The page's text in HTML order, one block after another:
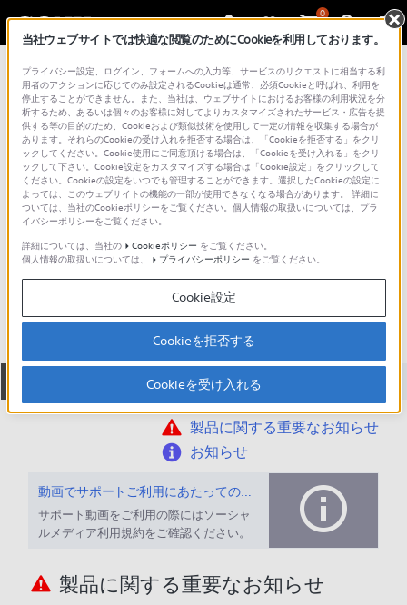
0
総合サポート・お問い合わせ ハンドヘルドカムコーダー
PXW-FS5
ダウンロード 取扱説明書
製品に関する重要なお知らせ
お知らせ
動画でサポートご利用にあたってのお願い
サポート動画をご利用の際にはソーシャ
ルメディア利用規約をご確認ください。
製品に関する重要なお知らせ
当社ウェブサイトでは快適な閲覧のためにCookieを利用しております。
プライバシー設定、ログイン、フォームへの入力等、サービスのリクエストに相当する利
用者のアクションに応じてのみ設定されるCookieは通常、必須Cookieと呼ばれ、利用を
停止することができません。また、当社は、ウェブサイトにおけるお客様の利用状況を分
析するため、あるいは個々のお客様に対してよりカスタマイズされたサービス・広告を提
供する等の目的のため、Cookieおよび類似技術を使用して一定の情報を収集する場合が
あります。それらのCookieの受け入れを拒否する場合は、「Cookieを拒否する」をクリ
ックしてください。Cookie使用にご同意頂ける場合は、「Cookieを受け入れる」をクリ
ックして下さい。Cookie設定をカスタマイズする場合は「Cookie設定」をクリックして
ください。Cookieの設定をいつでも管理することができます。選択したCookieの設定に
よっては、このウェブサイトの機能の一部が使用できなくなる場合があります。 詳細に
ついては、当社のCookieポリシーをご覧ください。個人情報の取扱いについては、プラ
イバシーポリシーをご覧ください。
詳細については、当社の
Cookieポリシー をご覧ください。
個人情報の取扱いについては、
プライバシーポリシー をご覧ください。
Cookie設定
Cookieを拒否する
Cookieを受け入れる